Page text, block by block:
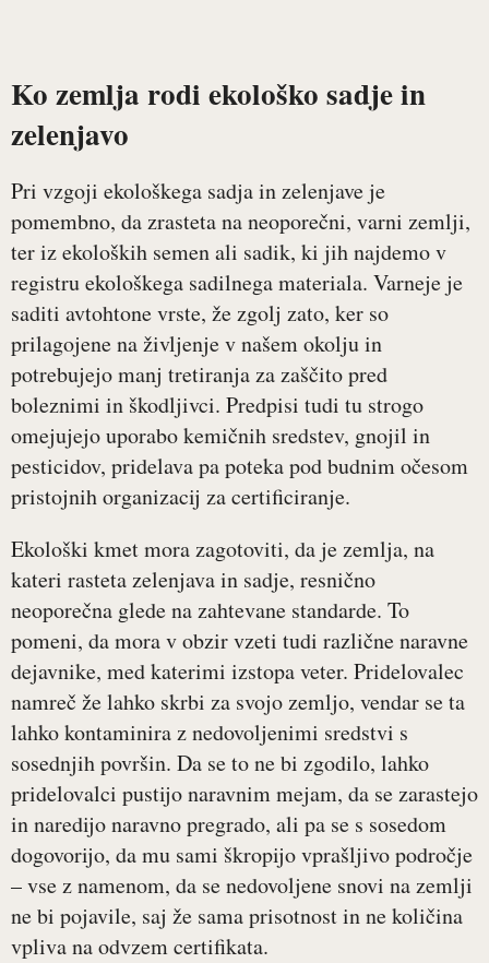
Ko zemlja rodi ekološko sadje in
zelenjavo
Pri vzgoji ekološkega sadja in zelenjave je
pomembno, da zrasteta na neoporečni, varni zemlji,
ter iz ekoloških semen ali sadik, ki jih najdemo v
registru ekološkega sadilnega materiala. Varneje je
saditi avtohtone vrste, že zgolj zato, ker so
prilagojene na življenje v našem okolju in
potrebujejo manj tretiranja za zaščito pred
boleznimi in škodljivci. Predpisi tudi tu strogo
omejujejo uporabo kemičnih sredstev, gnojil in
pesticidov, pridelava pa poteka pod budnim očesom
pristojnih organizacij za certificiranje.
Ekološki kmet mora zagotoviti, da je zemlja, na
kateri rasteta zelenjava in sadje, resnično
neoporečna glede na zahtevane standarde. To
pomeni, da mora v obzir vzeti tudi različne naravne
dejavnike, med katerimi izstopa veter. Pridelovalec
namreč že lahko skrbi za svojo zemljo, vendar se ta
lahko kontaminira z nedovoljenimi sredstvi s
sosednjih površin. Da se to ne bi zgodilo, lahko
pridelovalci pustijo naravnim mejam, da se zarastejo
in naredijo naravno pregrado, ali pa se s sosedom
dogovorijo, da mu sami škropijo vprašljivo področje
– vse z namenom, da se nedovoljene snovi na zemlji
ne bi pojavile, saj že sama prisotnost in ne količina
vpliva na odvzem certifikata.